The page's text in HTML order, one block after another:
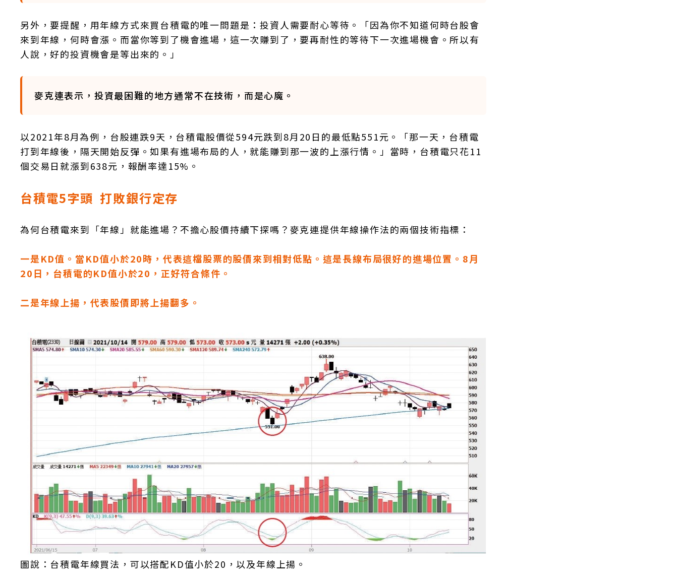
另外，要提醒，用年線方式來買台積電的唯一問題是：投資人需要耐心等待。「因為你不知道何時台股會
來到年線，何時會漲。而當你等到了機會進場，這一次賺到了，要再耐性的等待下一次進場機會。所以有
人說，好的投資機會是等出來的。」
麥克連表示，投資最困難的地方通常不在技術，而是心魔。
以2021年8月為例，台股連跌9天，台積電股價從594元跌到8月20日的最低點551元。「那一天，台積電
打到年線後，隔天開始反彈。如果有進場布局的人，就能賺到那一波的上漲行情。」當時，台積電只花11
個交易日就漲到638元，報酬率達15%。
台積電5字頭 打敗銀行定存
為何台積電來到「年線」就能進場？不擔心股價持續下探嗎？麥克連提供年線操作法的兩個技術指標：
一是KD值。當KD值小於20時，代表這檔股票的股價來到相對低點。這是長線布局很好的進場位置。8月
20日，台積電的KD值小於20，正好符合條件。
二是年線上揚，代表股價即將上揚翻多。
圖說：台積電年線買法，可以搭配KD值小於20，以及年線上揚。